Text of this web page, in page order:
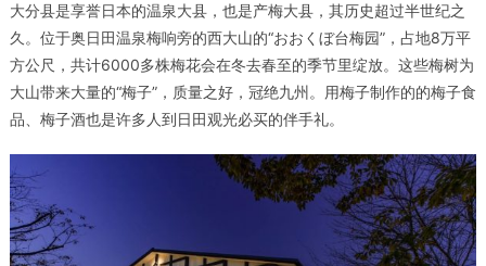
大分县是享誉日本的温泉大县，也是产梅大县，其历史超过半世纪之
久。位于奥日田温泉梅响旁的西大山的“おおくぼ台梅园”，占地8万平
方公尺，共计6000多株梅花会在冬去春至的季节里绽放。这些梅树为
大山带来大量的“梅子”，质量之好，冠绝九州。用梅子制作的的梅子食
品、梅子酒也是许多人到日田观光必买的伴手礼。